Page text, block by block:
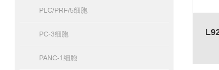
PLC/PRF/5细胞
PC-3细胞
PANC-1细胞